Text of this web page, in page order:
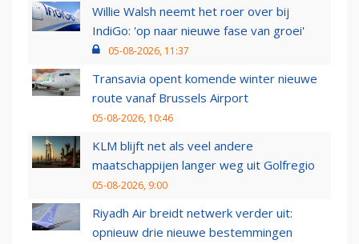
Willie Walsh neemt het roer over bij
IndiGo: 'op naar nieuwe fase van groei'
05-08-2026, 11:37
Transavia opent komende winter nieuwe
route vanaf Brussels Airport
05-08-2026, 10:46
KLM blijft net als veel andere
maatschappijen langer weg uit Golfregio
05-08-2026, 9:00
Riyadh Air breidt netwerk verder uit:
opnieuw drie nieuwe bestemmingen